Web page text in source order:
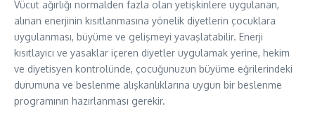
Vücut ağırlığı normalden fazla olan yetişkinlere uygulanan,
alınan enerjinin kısıtlanmasına yönelik diyetlerin çocuklara
uygulanması, büyüme ve gelişmeyi yavaşlatabilir. Enerji
kısıtlayıcı ve yasaklar içeren diyetler uygulamak yerine, hekim
ve diyetisyen kontrolünde, çocuğunuzun büyüme eğrilerindeki
durumuna ve beslenme alışkanlıklarına uygun bir beslenme
programının hazırlanması gerekir.